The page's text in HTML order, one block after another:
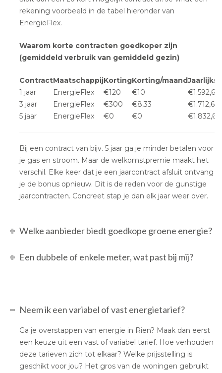
rekening voorbeeld in de tabel hieronder van
EnergieFlex.
Waarom korte contracten goedkoper zijn
(gemiddeld verbruik van gemiddeld gezin)
ContractMaatschappijKortingKorting/maandJaarlijks
1 jaar
EnergieFlex €120 €10
€1.592,60
3 jaar
EnergieFlex €300 €8,33
€1.712,60
5 jaar
EnergieFlex €0 €0 €1.832,60
Bij een contract van bijv. 5 jaar ga je minder betalen voor
je gas en stroom. Maar de welkomstpremie maakt het
verschil. Elke keer dat je een jaarcontract afsluit ontvang
je de bonus opnieuw. Dit is de reden voor de gunstige
jaarcontracten. Concreet stap je dan elk jaar weer over.
Welke aanbieder biedt goedkope groene energie?
Een dubbele of enkele meter, wat past bij mij?
Neem ik een variabel of vast energietarief?
Ga je overstappen van energie in Rien? Maak dan eerst
een keuze uit een vast of variabel tarief. Hoe verhouden
deze tarieven zich tot elkaar? Welke prijsstelling is
geschikt voor jou? Het gros van de woningen gebruikt